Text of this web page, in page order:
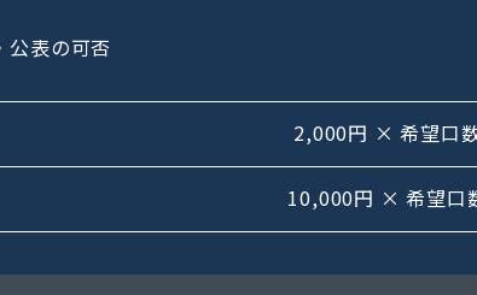
公表の可否
2,000円 × 希望口
10,000円 × 希望口